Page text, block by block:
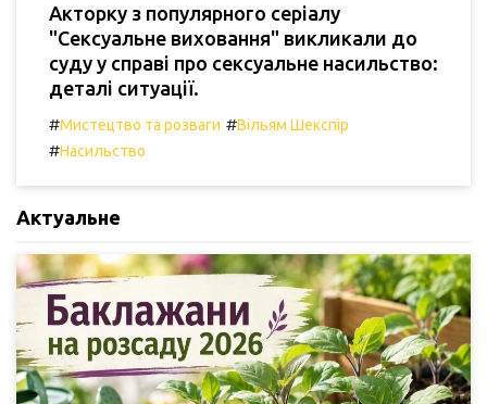
Акторку з популярного серіалу
"Сексуальне виховання" викликали до
суду у справі про сексуальне насильство:
деталі ситуації.
#Мистецтво та розваги #Вільям Шекспір
#Насильство
Актуальне